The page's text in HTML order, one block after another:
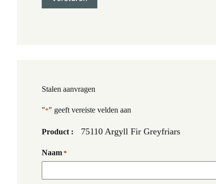
Stalen aanvragen
"*" geeft vereiste velden aan
Product : 75110 Argyll Fir Greyfriars
Naam *